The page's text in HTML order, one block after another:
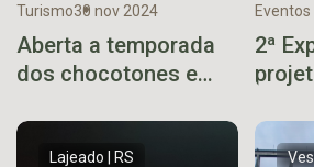
Turismo30 nov 2024
Aberta a temporada
dos chocotones e
Paradouro Santa Inês
2ª
Lajeado | RS